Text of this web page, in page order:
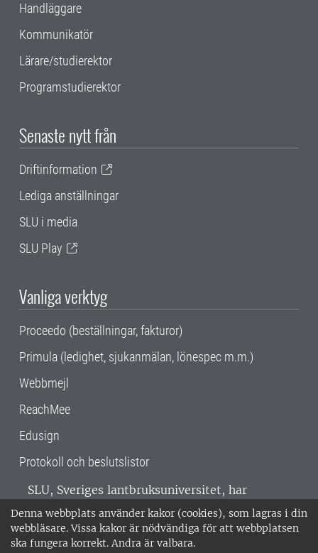
Denna webbplats använder kakor (cookies), som lagras i din
webbläsare. Vissa kakor är nödvändiga för att webbplatsen
ska fungera korrekt. Andra är valbara.
Handläggare
Kommunikatör
Lärare/studierektor
Programstudierektor
Senaste nytt från
Driftinformation
Lediga anställningar
SLU i media
SLU Play
Vanliga verktyg
Proceedo (beställningar, fakturor)
Primula (ledighet, sjukanmälan, lönespec m.m.)
Webbmejl
ReachMee
Edusign
Protokoll och beslutslistor
SLU, Sveriges lantbruksuniversitet, har
verksamhet över hela Sverige. Huvudorter är
Alnarp, Uppsala och Umeå.SLU är
miljöcertifierat enligt ISO 14001. •